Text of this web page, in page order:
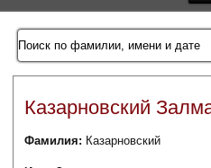
Казарновский
Фамилия: Казарновский